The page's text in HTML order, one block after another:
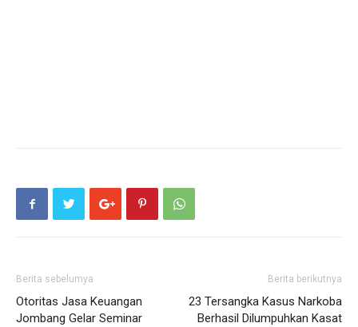
Berita sebelumya
Otoritas Jasa Keuangan
Jombang Gelar Seminar
Berita berikutnya
23 Tersangka Kasus Narkoba
Berhasil Dilumpuhkan Kasat